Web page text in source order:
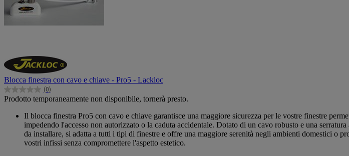
Blocca finestra con cavo e chiave - Pro5 - Lackloc
(0)
0.0
su
Prodotto temporaneamente non disponibile, tornerà presto.
Il blocca finestra Pro5 con cavo e chiave garantisce una maggiore sicurezza per le vostre finestre
impedendo l'accesso non autorizzato o la caduta accidentale. Dotato di un cavo robusto e una
da installare, si adatta a tutti i tipi di finestre e offre una maggiore serenità negli ambienti domestici o
vostri infissi senza compromettere l'aspetto estetico.